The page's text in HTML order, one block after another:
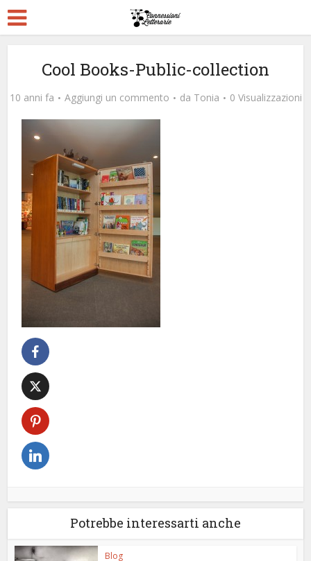
Cool Books-Public-collection
10 anni fa Aggiungi un commento da Tonia 0 Visualizzazioni
Potrebbe interessarti anche
Blog